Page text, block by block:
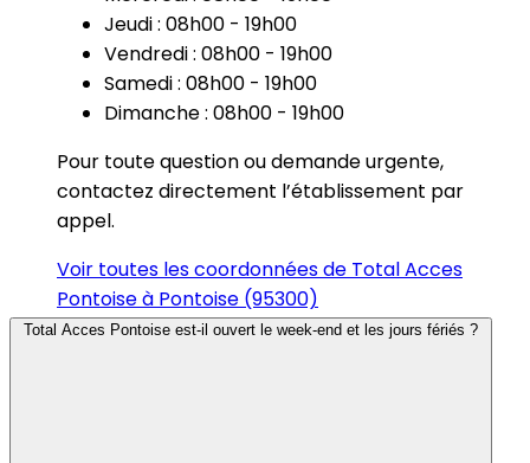
Jeudi : 08h00 - 19h00
Vendredi : 08h00 - 19h00
Samedi : 08h00 - 19h00
Dimanche : 08h00 - 19h00
Pour toute question ou demande urgente,
contactez directement l’établissement par
appel.
Voir toutes les coordonnées de Total Acces
Pontoise à Pontoise (95300)
Total Acces Pontoise est-il ouvert le week-end et les jours fériés ?